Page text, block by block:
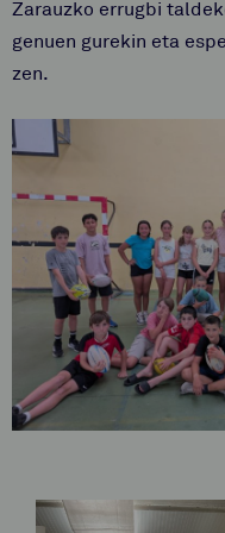
Zarauzko errugbi
genuen gurekin eta
zen.